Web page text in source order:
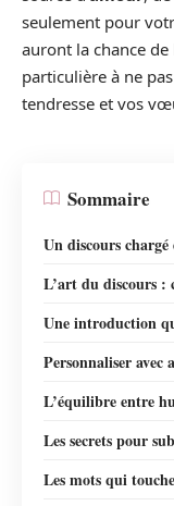
seulement pour
auront la chance de
particulière à ne
tendresse et vos
Sommaire
Un discours chargé
L’art du discours :
Une introduction
Personnaliser avec
L’équilibre entre
Les secrets pour
Les mots qui